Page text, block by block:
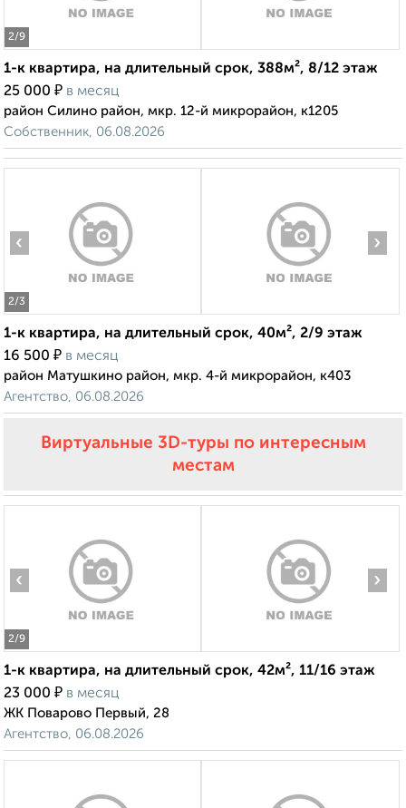
2/9
1-к квартира, на длительный срок, 388м², 8/12 этаж
25 000 ₽ в месяц
район Силино район, мкр. 12-й микрорайон, к1205
Собственник, 06.08.2026
2/3
‹ ›
1-к квартира, на длительный срок, 40м², 2/9 этаж
16 500 ₽ в месяц
район Матушкино район, мкр. 4-й микрорайон, к403
Агентство, 06.08.2026
Виртуальные 3D-туры по интересным
местам
2/9
‹ ›
1-к квартира, на длительный срок, 42м², 11/16 этаж
23 000 ₽ в месяц
ЖК Поварово Первый, 28
Агентство, 06.08.2026